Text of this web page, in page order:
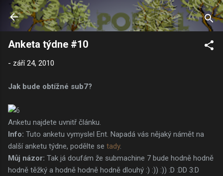
Přeskočit na hlavní obsah
Anketa týdne #10
- září 24, 2010
Jak bude obtížné sub7?
Anketu najdete uvnitř článku.
Info: Tuto anketu vymyslel Ent. Napadá vás nějaký námět na
další anketu týdne, podělte se tady.
Můj názor: Tak já doufám že submachine 7 bude hodně hodně
hodně těžký a hodně hodně hodně dlouhý :) :)) :)) :D :DD 3:D